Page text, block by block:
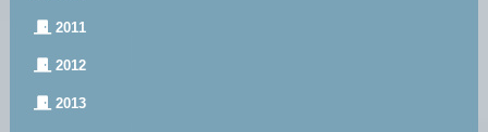
2011
2012
2013